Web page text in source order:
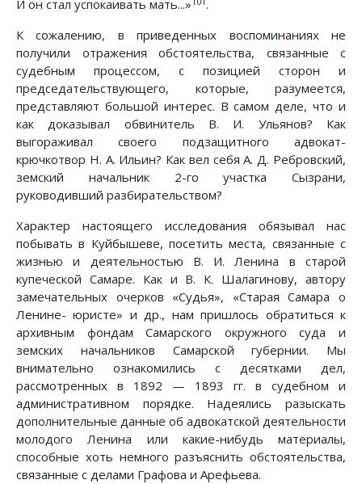
И он стал успокаивать мать...»
.
К сожалению, в приведенных воспоминаниях не
получили отражения обстоятельства, связанные с
судебным процессом, с позицией сторон и
председательствующего, которые, разумеется,
представляют большой интерес. В самом деле, что и
как доказывал обвинитель В. И. Ульянов? Как
выгораживал своего подзащитного адвокат-
крючкотвор Н. А. Ильин? Как вел себя А. Д. Ребровский,
земский начальник 2-го участка Сызрани,
руководивший разбирательством?
Характер настоящего исследования обязывал нас
побывать в Куйбышеве, посетить места, связанные с
жизнью и деятельностью В. И. Ленина в старой
купеческой Самаре. Как и В. К. Шалагинову, автору
замечательных очерков «Судья», «Старая Самара о
Ленине- юристе» и др., нам пришлось обратиться к
архивным фондам Самарского окружного суда и
земских начальников Самарской губернии. Мы
внимательно ознакомились с десятками дел,
рассмотренных в 1892 — 1893 гг. в судебном и
административном порядке. Надеялись разыскать
дополнительные данные об адвокатской деятельности
молодого Ленина или какие-нибудь материалы,
способные хоть немного разъяснить обстоятельства,
связанные с делами Графова и Арефьева.